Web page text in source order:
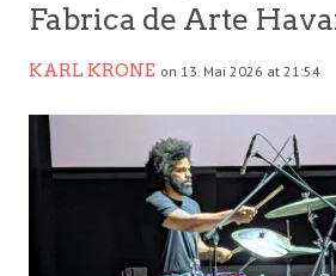
Fabrica de Arte
KARL KRONE on 13. Mai 2026 at 21:54